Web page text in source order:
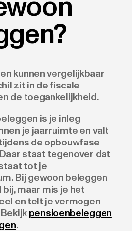
kunnen vergelijkbaar
zit in de fiscale
de toegankelijkheid.
is je inleg
je jaarruimte en valt
de opbouwfase
staat tegenover dat
tot je
Bij gewoon beleggen
bij, maar mis je het
en telt je vermogen
pensioenbeleggen
.